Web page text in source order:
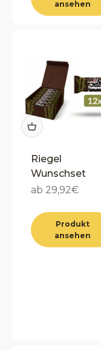
ansehen
Riegel
Wunschset
Angebot
ab 29,92€
Produkt
ansehen